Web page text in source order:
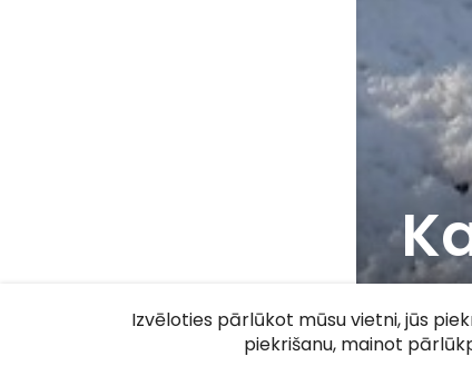
Izvēloties pārlūkot mūsu vietni, jūs
piekrišanu, mainot